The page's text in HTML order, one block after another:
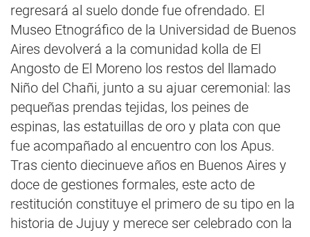
regresará al suelo donde fue ofrendado. El
Museo Etnográfico de la Universidad de Buenos
Aires devolverá a la comunidad kolla de El
Angosto de El Moreno los restos del llamado
Niño del Chañi, junto a su ajuar ceremonial: las
pequeñas prendas tejidas, los peines de
espinas, las estatuillas de oro y plata con que
fue acompañado al encuentro con los Apus.
Tras ciento diecinueve años en Buenos Aires y
doce de gestiones formales, este acto de
restitución constituye el primero de su tipo en la
historia de Jujuy y merece ser celebrado con la